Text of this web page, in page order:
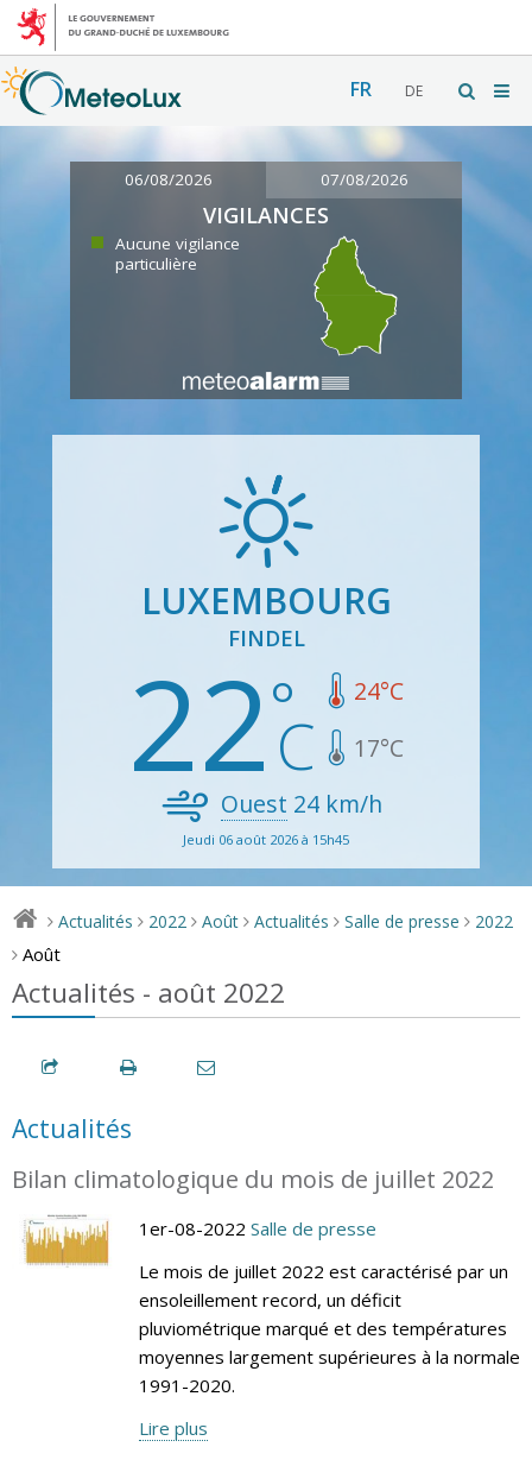
FR DE
06/08/2026 07/08/2026
VIGILANCES
Aucune vigilance
particulière
LUXEMBOURG
FINDEL
22 24°C
17°C
Ouest 24 km/h
Jeudi 06 août 2026 à 15h45
> Actualités > 2022 > Août > Actualités > Salle de presse > 2022
> Août
Actualités - août 2022
Actualités
Bilan climatologique du mois de juillet 2022
1er-08-2022 Salle de presse
Le mois de juillet 2022 est caractérisé par un
ensoleillement record, un déficit
pluviométrique marqué et des températures
moyennes largement supérieures à la normale
1991-2020.
Lire plus